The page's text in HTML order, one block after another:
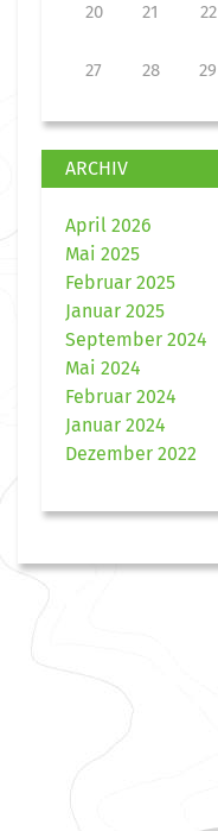
20 21 22
27 28 29
ARCHIV
April 2026
Mai 2025
Februar 2025
Januar 2025
September 2024
Mai 2024
Februar 2024
Januar 2024
Dezember 2022